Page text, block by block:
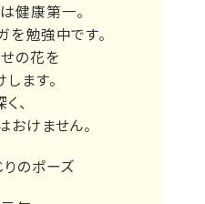
健康第一。
を勉強中です。
の花を
ます。
、
おけません。
のポーズ